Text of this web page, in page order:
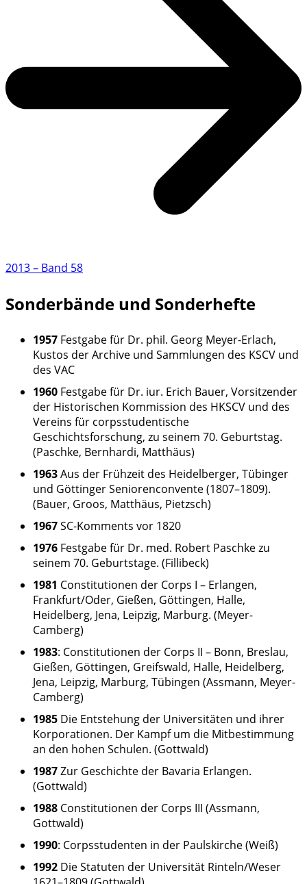
2013 – Band 58
Sonderbände und Sonderhefte
1957 Festgabe für Dr. phil. Georg Meyer-Erlach,
Kustos der Archive und Sammlungen des KSCV und
des VAC
1960 Festgabe für Dr. iur. Erich Bauer, Vorsitzender
der Historischen Kommission des HKSCV und des
Vereins für corpsstudentische
Geschichtsforschung, zu seinem 70. Geburtstag.
(Paschke, Bernhardi, Matthäus)
1963Aus der Frühzeit des Heidelberger, Tübinger
und Göttinger Seniorenconvente (1807–1809).
(Bauer, Groos, Matthäus, Pietzsch)
1967SC-Komments vor 1820
1976 Festgabe für Dr. med. Robert Paschke zu
seinem 70. Geburtstage. (Fillibeck)
1981 Constitutionen der Corps I – Erlangen,
Frankfurt/Oder, Gießen, Göttingen, Halle,
Heidelberg, Jena, Leipzig, Marburg. (Meyer-
Camberg)
1983: Constitutionen der Corps II – Bonn, Breslau,
Gießen, Göttingen, Greifswald, Halle, Heidelberg,
Jena, Leipzig, Marburg, Tübingen (Assmann, Meyer-
Camberg)
1985 Die Entstehung der Universitäten und ihrer
Korporationen. Der Kampf um die Mitbestimmung
an den hohen Schulen. (Gottwald)
1987Zur Geschichte der Bavaria Erlangen.
(Gottwald)
1988 Constitutionen der Corps III (Assmann,
Gottwald)
1990: Corpsstudenten in der Paulskirche (Weiß)
1992 Die Statuten der Universität Rinteln/Weser